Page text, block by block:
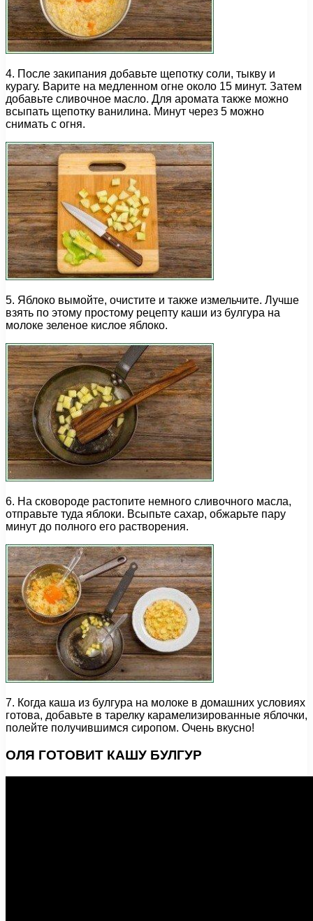
4. После закипания добавьте щепотку соли, тыкву и
курагу. Варите на медленном огне около 15 минут. Затем
добавьте сливочное масло. Для аромата также можно
всыпать щепотку ванилина. Минут через 5 можно
снимать с огня.
5. Яблоко вымойте, очистите и также измельчите. Лучше
взять по этому простому рецепту каши из булгура на
молоке зеленое кислое яблоко.
6. На сковороде растопите немного сливочного масла,
отправьте туда яблоки. Всыпьте сахар, обжарьте пару
минут до полного его растворения.
7. Когда каша из булгура на молоке в домашних условиях
готова, добавьте в тарелку карамелизированные яблочки,
полейте получившимся сиропом. Очень вкусно!
ОЛЯ ГОТОВИТ КАШУ БУЛГУР